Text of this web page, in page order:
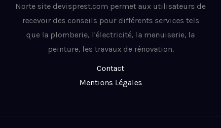
Norte site devisprest.com permet aux utilisateurs de
recevoir des conseils pour différents services tels
que la plomberie, l'électricité, la menuiserie, la
peinture, les travaux de rénovation.
Contact
Mentions Légales